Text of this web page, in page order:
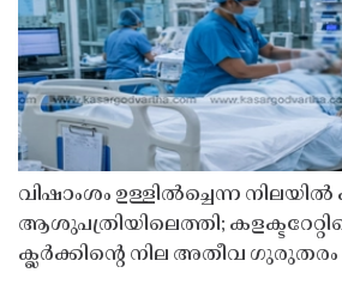
വിഷാംശം ഉള്ളിൽച്ചെന്ന നിലയിൽ
ആശുപത്രിയിലെത്തി;
ക്ലർക്കിൻ്റെ നില അതീവ ഗുരുതരം